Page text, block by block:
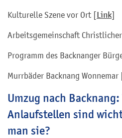
Kulturelle Szene vor Ort [Link]
Arbeitsgemeinschaft
Programm des Backnanger
Murrbäder Backnang Wonnemar
Umzug nach Backnang:
Anlaufstellen sind
man sie?